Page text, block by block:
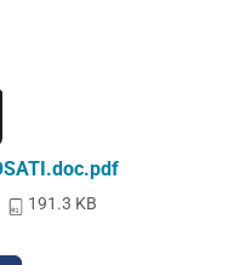
191.3 KB